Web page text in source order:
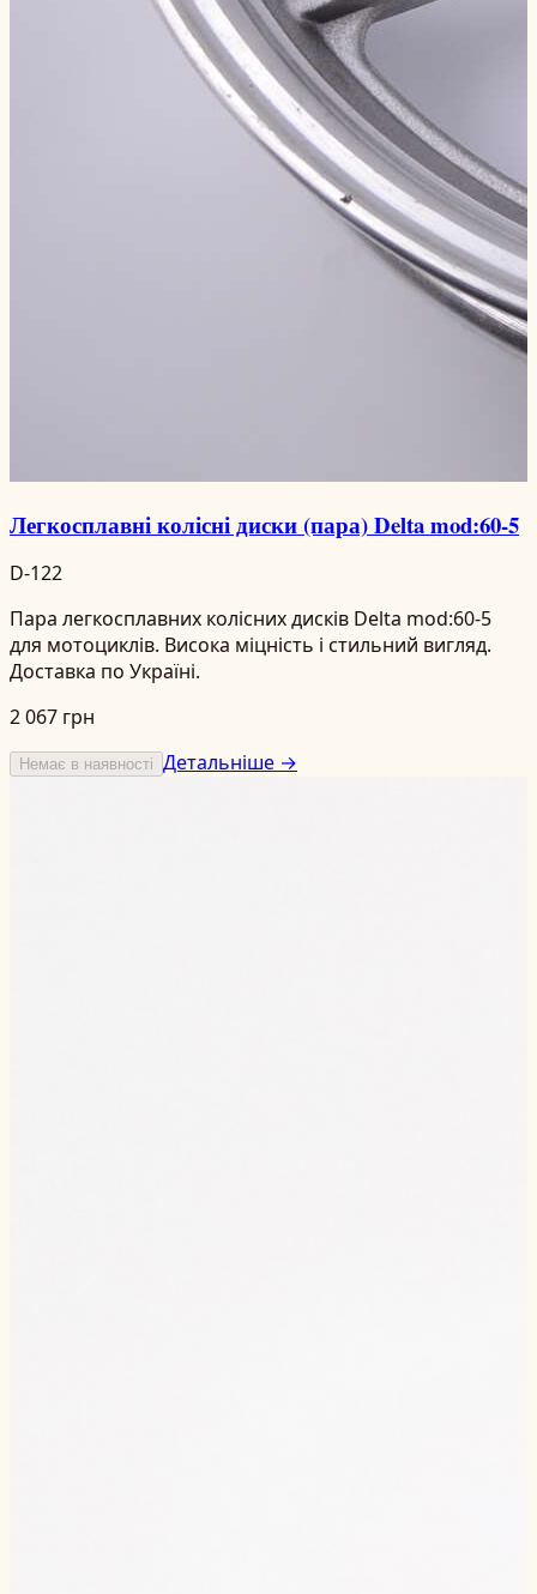
Легкосплавні колісні диски (пара) Delta mod:60-5
D-122
Пара легкосплавних колісних дисків Delta mod:60-5
для мотоциклів. Висока міцність і стильний вигляд.
Доставка по Україні.
2 067 грн
Немає в наявності Детальніше →